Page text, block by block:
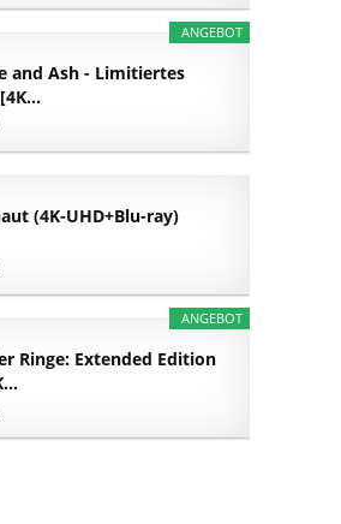
ANGEBOT
and Ash - Limitiertes
(4K-UHD+Blu-ray)
ANGEBOT
Ringe: Extended Edition